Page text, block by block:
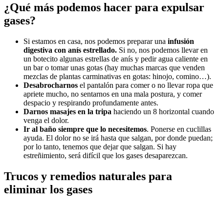
¿Qué más podemos hacer para expulsar
gases?
Si estamos en casa, nos podemos preparar una infusión
digestiva con anís estrellado. Si no, nos podemos llevar en
un botecito algunas estrellas de anís y pedir agua caliente en
un bar o tomar unas gotas (hay muchas marcas que venden
mezclas de plantas carminativas en gotas: hinojo, comino…).
Desabrocharnos el pantalón para comer o no llevar ropa que
apriete mucho, no sentarnos en una mala postura, y comer
despacio y respirando profundamente antes.
Darnos masajes en la tripa haciendo un 8 horizontal cuando
venga el dolor.
Ir al baño siempre que lo necesitemos. Ponerse en cuclillas
ayuda. El dolor no se irá hasta que salgan, por donde puedan;
por lo tanto, tenemos que dejar que salgan. Si hay
estreñimiento, será difícil que los gases desaparezcan.
Trucos y remedios naturales para
eliminar los gases